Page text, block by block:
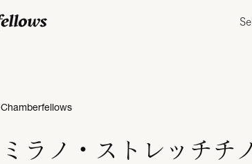
ミラノ・ストレッチチ
Chamberfellows